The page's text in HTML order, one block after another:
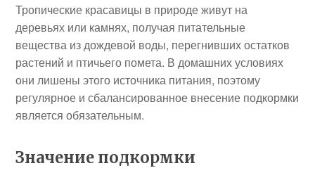
Тропические красавицы в природе живут на
деревьях или камнях, получая питательные
вещества из дождевой воды, перегнивших остатков
растений и птичьего помета. В домашних условиях
они лишены этого источника питания, поэтому
регулярное и сбалансированное внесение подкормки
является обязательным.
Значение подкормки